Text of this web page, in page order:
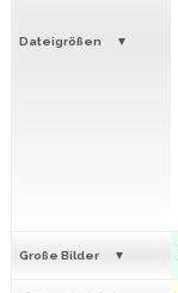
Dateigrößen
Große Bilder